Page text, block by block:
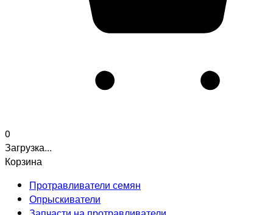
0
Загрузка...
Корзина
Протравливатели семян
Опрыскиватели